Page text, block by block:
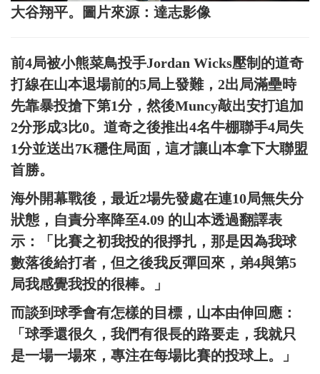
大谷翔平。圖片來源：達志影像
前4局被小熊菜鳥投手Jordan Wicks壓制的道奇
打線在山本退場前的5局上發難，2出局滿壘時
先靠暴投搶下第1分，然後Muncy敲出安打追加
2分形成3比0。道奇之後推出4名牛棚聯手4局失
1分並送出7K穩住局面，這才讓山本拿下大聯盟
首勝。
海外開幕戰後，最近2場先發處在連10局無失分
狀態，自責分率降至4.09 的山本透過翻譯表
示：「比賽之初我投的很掙扎，那是因為我球
數落後給打者，但之後我反彈回來，弟4與第5
局我感覺我投的很棒。」
而談到球季會有怎樣的目標，山本由伸回應：
「球季還很久，我們有很長的路要走，我就只
是一場一場來，專注在每場比賽的投球上。」